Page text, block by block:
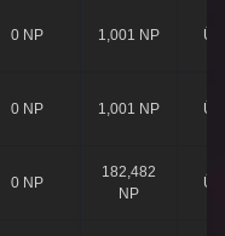
0 NP 1,001 NP
0 NP 1,001 NP
0 NP
182,482
NP